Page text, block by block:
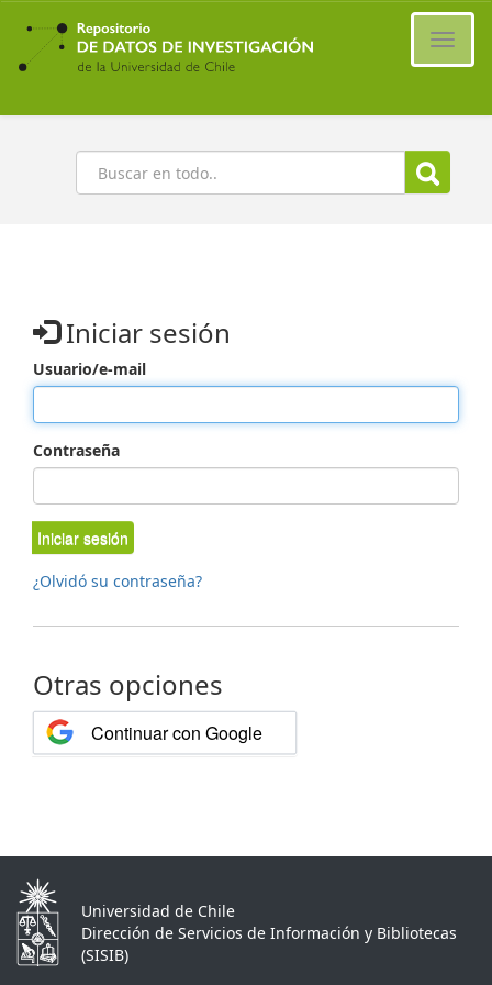
Ir
contenido
principal
Buscar
Iniciar sesión
Usuario/e-mail
Contraseña
Iniciar sesión
¿Olvidó su contraseña?
Otras opciones
Continuar con Google
Universidad de Chile
Dirección de Servicios de Información y Bibliotecas
(SISIB)